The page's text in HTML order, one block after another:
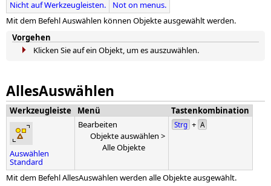
Nicht auf Werkzeugleisten.
Not on menus.
Mit dem Befehl Auswählen können Objekte ausgewählt werden.
Vorgehen
Klicken Sie auf ein Objekt, um es auszuwählen.
AllesAuswählen
Werkzeugleiste Menü Tastenkombination
Auswählen
Standard
Bearbeiten
Objekte auswählen >
Alle Objekte
Strg + A
Mit dem Befehl AllesAuswählen werden alle Objekte ausgewählt.